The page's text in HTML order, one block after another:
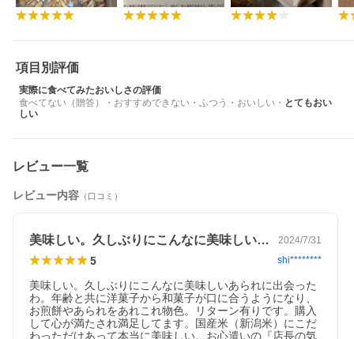
項目別評価
実際に食べてみたおいしさの評価
食べてない（贈答）
・ おすすめできない ・ ふつう ・ おいしい ・ とてもおい
しい
レビュー一覧
レビュー内容 （口コミ）
美味しい。久しぶりにこんなに美味しいあ… 2024/7/31
5 shi********
美味しい。久しぶりにこんなに美味しいあられに出会った
わ。年齢と共に洋菓子から和菓子が口に合うようになり、
お煎餅やあられをあれこれ物色。リターン有りです。購入
して心が満たされ満足してます。国産米（新潟米）にこだ
わっただけあって本当に美味しい。お心遣いの『店長の気